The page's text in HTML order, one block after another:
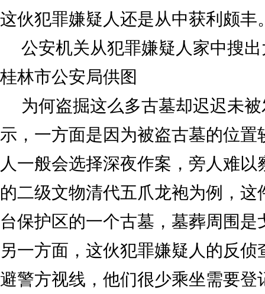
这伙犯罪嫌疑人还是从中获利颇丰
公安机关从犯罪嫌疑人家中搜
桂林市公安局供图
为何盗掘这么多古墓却迟迟未
示，一方面是因为被盗古墓的位置
人一般会选择深夜作案，旁人难
的二级文物清代五爪龙袍为例，这
台保护区的一个古墓，墓葬周围是
另一方面，这伙犯罪嫌疑人的反
避警方视线，他们很少乘坐需要登